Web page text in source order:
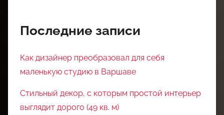
Последние записи
Как дизайнер преобразовал для себя
маленькую студию в Варшаве
Стильный декор, с которым простой интерьер
выглядит дорого (49 кв. м)